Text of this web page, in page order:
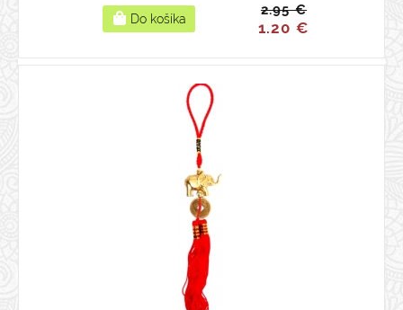
2.95 €
1.20 €